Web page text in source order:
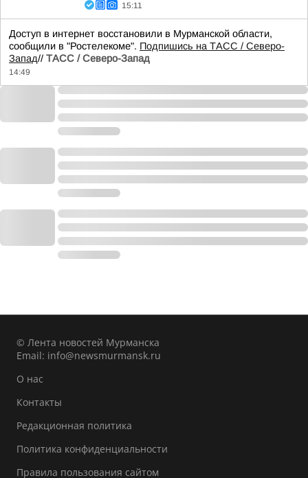
15:11
Доступ в интернет восстановили в Мурманской области,
сообщили в "Ростелекоме". Подпишись на ТАСС / Северо-
Запад// ТАСС / Северо-Запад
14:49
© Лента новостей Мурманска
Email: info@newsmurmansk.ru
О нас
Контакты
Редакционная политика
Политика конфиденциальности
Правила пользования сайтом